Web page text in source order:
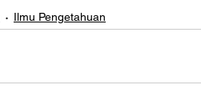
Ilmu Pengetahuan